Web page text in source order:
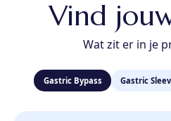
Vind
Wat zit er in je
Gastric Bypass Gastric